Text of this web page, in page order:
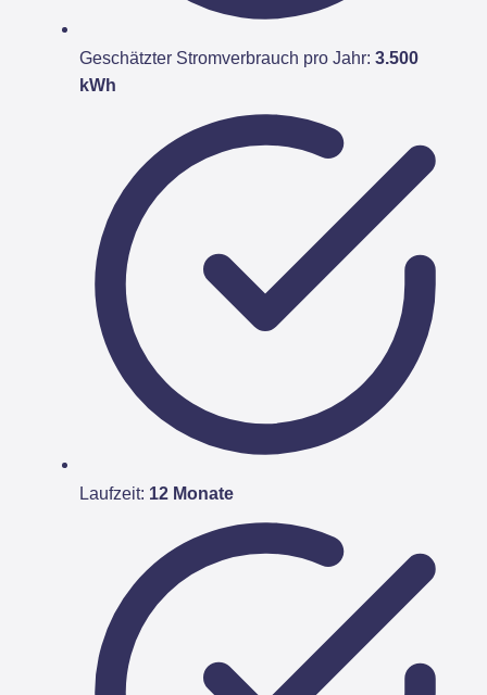
Geschätzter Stromverbrauch pro Jahr: 3.500
kWh
Laufzeit: 12 Monate